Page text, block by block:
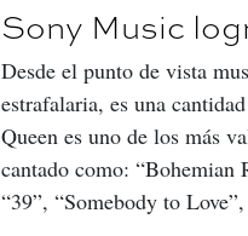
Sony Music
Desde el punto de vista
estrafalaria, es una
Queen es uno de los más
cantado como: “Bohemian
“39”, “Somebody to